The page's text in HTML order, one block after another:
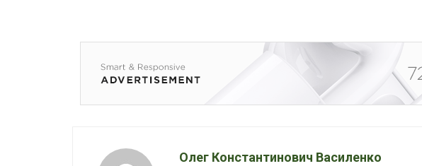
Олег Константинович Василенко